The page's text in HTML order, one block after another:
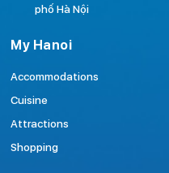
phố Hà Nội
My Hanoi
Accommodations
Cuisine
Attractions
Shopping